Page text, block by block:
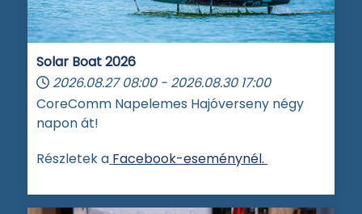
Solar Boat 2026
2026.08.27 08:00 - 2026.08.30 17:00
CoreComm Napelemes Hajóverseny négy
napon át!
Részletek a Facebook-eseménynél.